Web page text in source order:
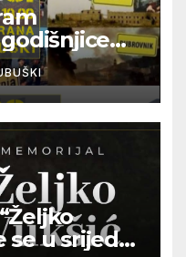
Blaža
se u srijedu